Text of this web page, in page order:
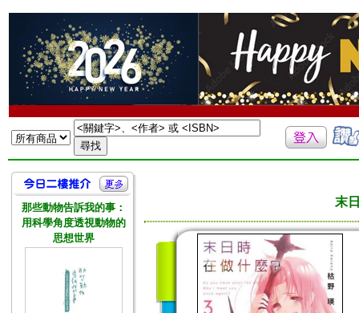
那些動物告訴我的事：
用科學角度透視動物的
思想世界
末